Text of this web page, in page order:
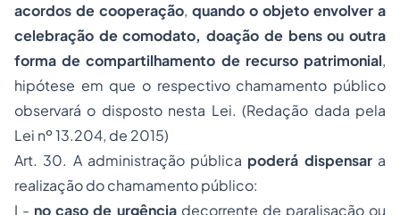
acordos de cooperação, quando o objeto envolver a
celebração de comodato, doação de bens ou outra
forma de compartilhamento de recurso patrimonial,
hipótese em que o respectivo chamamento público
observará o disposto nesta Lei.(Redação dada pela
Lei nº 13.204, de 2015)
Art. 30. A administração pública poderá dispensara
realização do chamamento público:
I - no caso de urgênciadecorrente de paralisação ou